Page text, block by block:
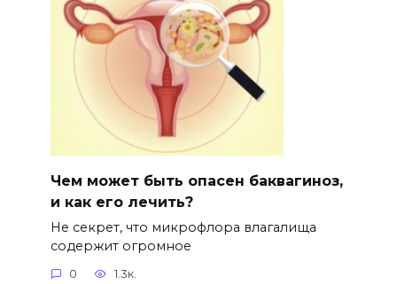
Чем может быть опасен баквагиноз,
и как его лечить?
Не секрет, что микрофлора влагалища
содержит огромное
0 1.3к.